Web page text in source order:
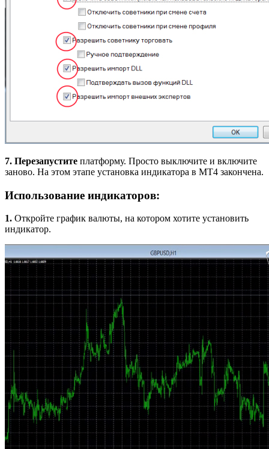
7. Перезапустите платформу. Просто выключите и включите
заново. На этом этапе установка индикатора в MT4 закончена.
Использование индикаторов:
1. Откройте график валюты, на котором хотите установить
индикатор.